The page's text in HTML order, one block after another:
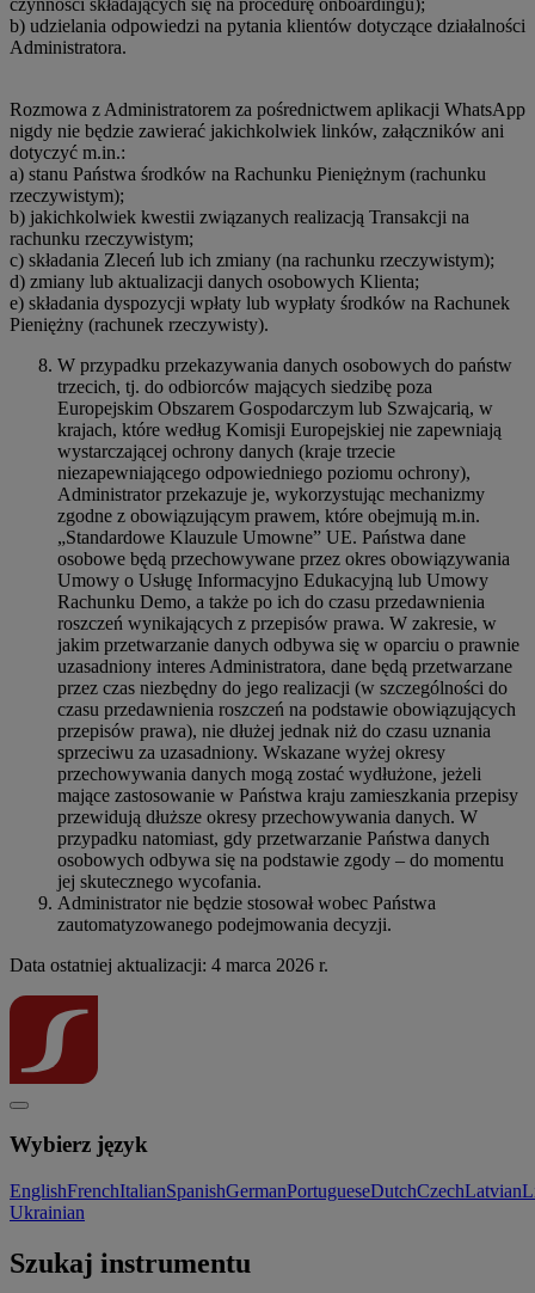
b) udzielania odpowiedzi na pytania klientów dotyczące działalności
Administratora.
Rozmowa z Administratorem za pośrednictwem aplikacji WhatsApp
nigdy nie będzie zawierać jakichkolwiek linków, załączników ani
dotyczyć m.in.:
a) stanu Państwa środków na Rachunku Pieniężnym (rachunku
rzeczywistym);
b) jakichkolwiek kwestii związanych realizacją Transakcji na
rachunku rzeczywistym;
c) składania Zleceń lub ich zmiany (na rachunku rzeczywistym);
d) zmiany lub aktualizacji danych osobowych Klienta;
e) składania dyspozycji wpłaty lub wypłaty środków na Rachunek
Pieniężny (rachunek rzeczywisty).
W przypadku przekazywania danych osobowych do państw
trzecich, tj. do odbiorców mających siedzibę poza
Europejskim Obszarem Gospodarczym lub Szwajcarią, w
krajach, które według Komisji Europejskiej nie zapewniają
wystarczającej ochrony danych (kraje trzecie
niezapewniającego odpowiedniego poziomu ochrony),
Administrator przekazuje je, wykorzystując mechanizmy
zgodne z obowiązującym prawem, które obejmują m.in.
„Standardowe Klauzule Umowne” UE. Państwa dane
osobowe będą przechowywane przez okres obowiązywania
Umowy o Usługę Informacyjno Edukacyjną lub Umowy
Rachunku Demo, a także po ich do czasu przedawnienia
roszczeń wynikających z przepisów prawa. W zakresie, w
jakim przetwarzanie danych odbywa się w oparciu o prawnie
uzasadniony interes Administratora, dane będą przetwarzane
przez czas niezbędny do jego realizacji (w szczególności do
czasu przedawnienia roszczeń na podstawie obowiązujących
przepisów prawa), nie dłużej jednak niż do czasu uznania
sprzeciwu za uzasadniony. Wskazane wyżej okresy
przechowywania danych mogą zostać wydłużone, jeżeli
mające zastosowanie w Państwa kraju zamieszkania przepisy
przewidują dłuższe okresy przechowywania danych. W
przypadku natomiast, gdy przetwarzanie Państwa danych
osobowych odbywa się na podstawie zgody – do momentu
jej skutecznego wycofania.
Administrator nie będzie stosował wobec Państwa
zautomatyzowanego podejmowania decyzji.
Data ostatniej aktualizacji: 4 marca 2026 r.
Wybierz język
EnglishFrenchItalianSpanishGermanPortugueseDutchCzechLatvian
Ukrainian
Szukaj instrumentu